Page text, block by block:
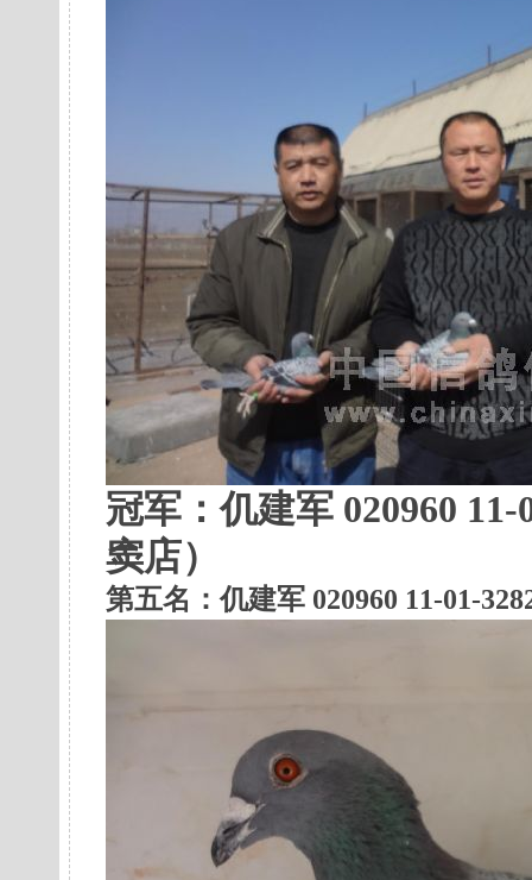
冠军：仉建军 020960
窦店）
第五名：仉建军 020960 11-01-